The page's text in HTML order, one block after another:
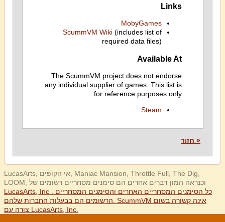
Links
MobyGames
ScummVM Wiki(includes list of
required data files)
Available At
The ScummVM project does not endorse
any individual supplier of games. This list is
for reference purposes only.
Steam
« חזור
LucasArts, אי הקופים, Maniac Mansion, Throttle Full, The Dig,
LOOM, וכנראה המון דברים אחרים הם סימנים מסחריים רשומים של
LucasArts, Inc . כל הסימנים המסחריים האחרים והסימנים המסחריים
הרשומים הם בבעלות החברות שלהם. ScummVM אינה קשורה בשום
צורה עם LucasArts, Inc.